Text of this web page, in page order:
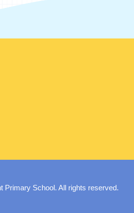
Primary School. All rights reserved.